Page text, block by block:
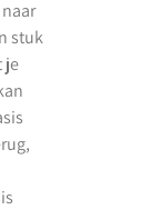
stuk
je